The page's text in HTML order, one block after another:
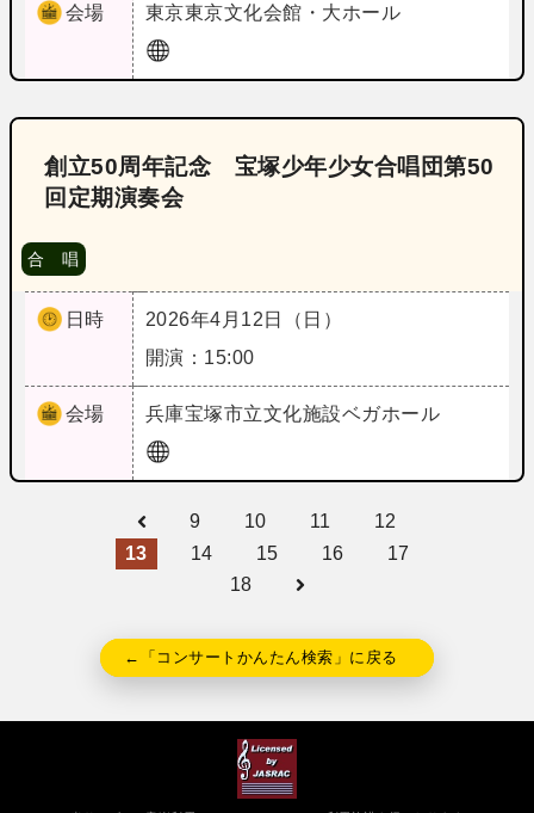
会場 東京東京文化会館・大ホール
創立50周年記念 宝塚少年少女合唱団第50
回定期演奏会
合 唱
日時
2026年4月12日（日）
開演：15:00
会場 兵庫宝塚市立文化施設ベガホール
9 10 11
12
13
14 15 16
17
18
←「コンサートかんたん検索」に戻る